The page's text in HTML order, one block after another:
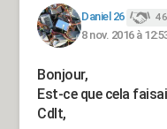
Daniel 26 4
8 nov. 2016 à
Bonjour,
Est-ce que cela
Cdlt,